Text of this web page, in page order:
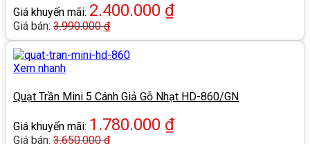
Giá khuyến mãi: 2.400.000 ₫
Giá bán: 3.990.000₫
Xem nhanh
Quạt Trần Mini 5 Cánh Giả Gỗ Nhạt HD-860/GN
Giá khuyến mãi: 1.780.000 ₫
Giá bán: 3.650.000₫